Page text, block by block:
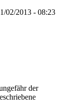
02/2013 - 08:23
der